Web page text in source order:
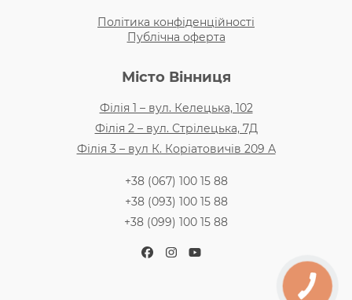
Політика конфіденційності
Публічна оферта
Місто Вінниця
Філія 1 – вул. Келецька, 102
Філія 2 – вул. Стрілецька, 7Д
Філія 3 – вул К. Коріатовичів 209 А
+38 (067) 100 15 88
+38 (093) 100 15 88
+38 (099) 100 15 88
Facebook
Instagram
YouTube